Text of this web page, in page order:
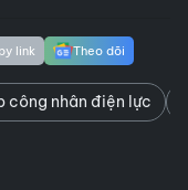
link Theo dõi
công nhân điện lực